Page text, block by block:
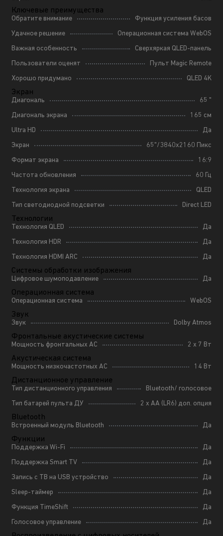
Ключевые преимущества
Обратите внимание
Функция усиления басов
Удачное решение
Операционная система WebOS
Важная особенность
Сверхяркая QLED-панель
Пользователи оценят
Пульт Magic Remote
Хорошо придумано
QLED 4K
Экран
Диагональ
65 "
Диагональ экрана
165 см
Ultra HD
Да
Экран
65"/3840x2160 Пикс
Формат экрана
16:9
Частота обновления
60 Гц
Технология экрана
QLED
Тип светодиодной подсветки
Direct LED
Технологии
Технология QLED
Да
Технология HDR
Да
Технология HDMI ARC
Да
Системы обработки изображения
Цифровое шумоподавление Да
Операционная система
Операционная система WebOS
Звук
Звук Dolby Atmos
Фронтальные акустические системы
Мощность фронтальных АС 2 x 7 Вт
Акустическая система
Мощность низкочастотных АС 14 Вт
Дистанционное управление
Тип дистанционного управления
Bluetooth/ голосовое
Тип батарей пульта ДУ
2 x AA (LR6) доп. опция
Bluetooth
Встроенный модуль Bluetooth Да
Функции
Поддержка Wi-Fi
Да
Поддержка Smart TV
Да
Запись с ТВ на USB устройство
Да
Sleep-таймер
Да
Функция TimeShift
Да
Голосовое управление
Да